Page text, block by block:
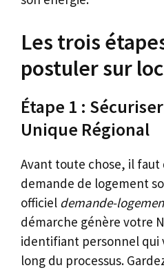
Les trois
postuler sur
Étape 1 :
Unique Régional
Avant toute chose, il faut
demande de logement
officiel demande-
démarche génère votre
identifiant personnel qui
long du processus.